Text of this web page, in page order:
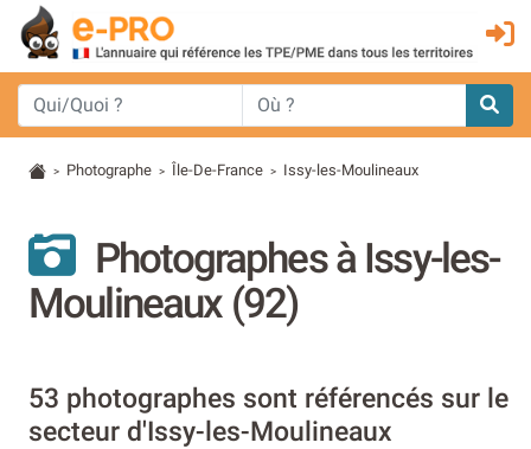
> Photographe > Île-De-France > Issy-les-Moulineaux
Photographes à Issy-les-
Moulineaux (92)
53 photographes sont référencés sur le
secteur d'Issy-les-Moulineaux